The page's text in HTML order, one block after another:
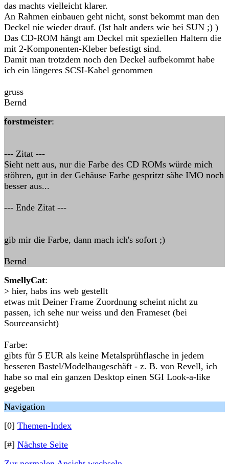
das machts vielleicht klarer.
An Rahmen einbauen geht nicht, sonst bekommt man den
Deckel nie wieder drauf. (Ist halt anders wie bei SUN ;) )
Das CD-ROM hängt am Deckel mit speziellen Haltern die
mit 2-Komponenten-Kleber befestigt sind.
Damit man trotzdem noch den Deckel aufbekommt habe
ich ein längeres SCSI-Kabel genommen
gruss
Bernd
forstmeister:
--- Zitat ---
Sieht nett aus, nur die Farbe des CD ROMs würde mich
stöhren, gut in der Gehäuse Farbe gespritzt sähe IMO noch
besser aus...
--- Ende Zitat ---
gib mir die Farbe, dann mach ich's sofort ;)
Bernd
SmellyCat:
> hier, habs ins web gestellt
etwas mit Deiner Frame Zuordnung scheint nicht zu
passen, ich sehe nur weiss und den Frameset (bei
Sourceansicht)
Farbe:
gibts für 5 EUR als keine Metalsprühflasche in jedem
besseren Bastel/Modelbaugeschäft - z. B. von Revell, ich
habe so mal ein ganzen Desktop einen SGI Look-a-like
gegeben
Navigation
[0] Themen-Index
[#] Nächste Seite